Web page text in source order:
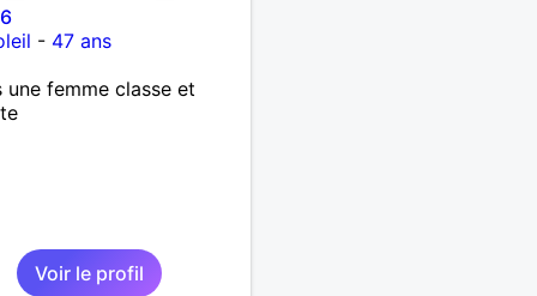
- 47 ans
une femme classe et
Voir le profil